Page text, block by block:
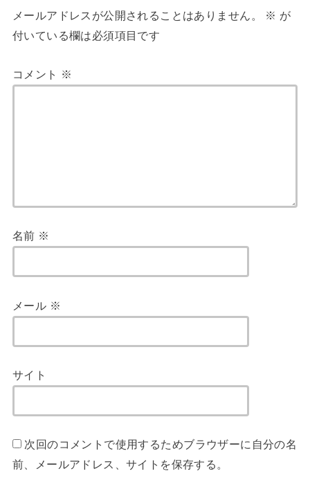
メールアドレスが公開されることはありません。 ※ が
付いている欄は必須項目です
コメント ※
名前 ※
メール ※
サイト
次回のコメントで使用するためブラウザーに自分の名
前、メールアドレス、サイトを保存する。